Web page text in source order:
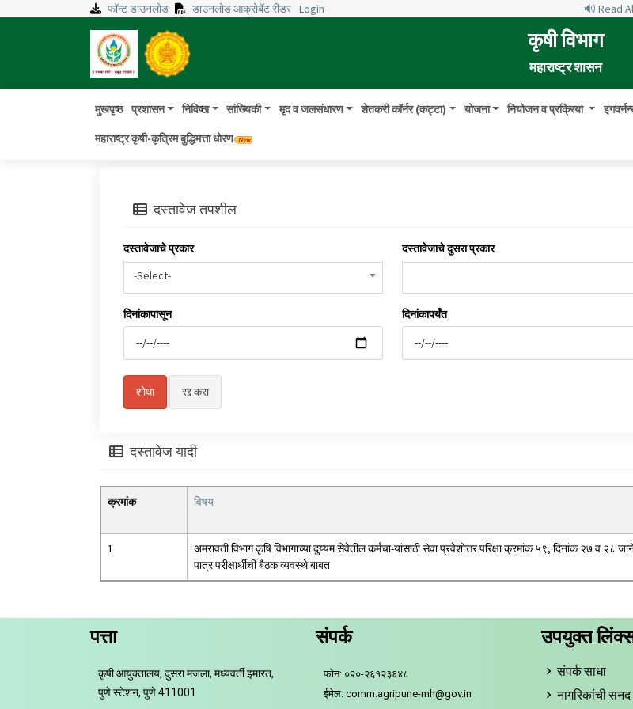
फॉन्ट डाउनलोड डाउनलोड आक्रोबॅट रीडर Login 🔊 Read
कृषी विभाग
महाराष्ट्र शासन
मुखपृष्ठ प्रशासन निविष्ठा सांख्यिकी मृद व जलसंधारण शेतकरी कॉर्नर (कट्टा) योजना नियोजन व प्रक्रिया
महाराष्ट्र कृषी-कृत्रिम बुद्धिमत्ता धोरण
दस्तावेज तपशील
दस्तावेजाचे प्रकार
-Select-
दस्तावेजाचे दुसरा प्रकार
दिनांकापासून दिनांकापर्यंत
दस्तावेज यादी
क्रमांक विषय
1
अमरावती विभाग कृषि विभागाच्या दुय्यम सेवेतील कर्मचा-यांसाठी सेवा प्रवेशोत्तर परिक्षा क्रमांक ५९, दिनांक २७ व २८
पात्र परीक्षार्थीची बैठक व्यवस्थे बाबत
पत्ता
कृषी आयुक्तालय, दुसरा मजला, मध्यवर्ती इमारत,
पुणे स्टेशन, पुणे 411001
संपर्क
फोन: ०२०-२६१२३६४८
ईमेल: comm.agripune-mh@gov.in
उपयुक्त
संपर्क साधा
नागरिकांची सनद